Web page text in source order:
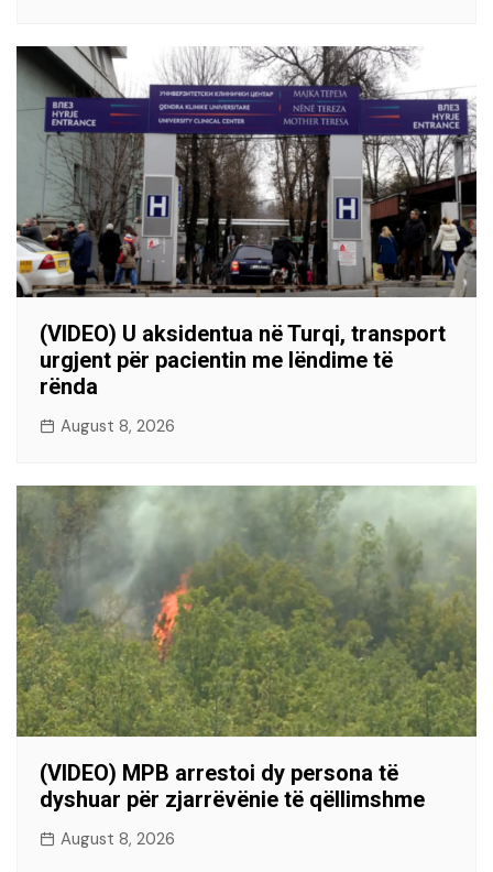
(VIDEO) U aksidentua në Turqi, transport
urgjent për pacientin me lëndime të
rënda
August 8, 2026
(VIDEO) MPB arrestoi dy persona të
dyshuar për zjarrëvënie të qëllimshme
August 8, 2026